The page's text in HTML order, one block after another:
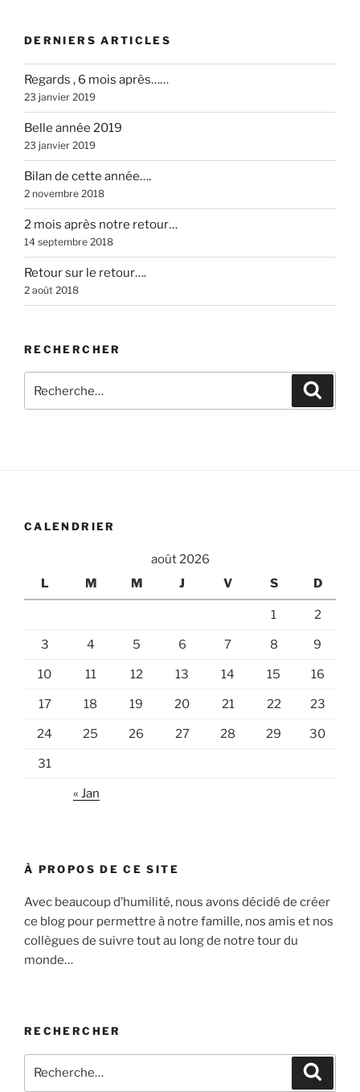
DERNIERS ARTICLES
Regards , 6 mois après……
23 janvier 2019
Belle année 2019
23 janvier 2019
Bilan de cette année….
2 novembre 2018
2 mois après notre retour…
14 septembre 2018
Retour sur le retour….
2 août 2018
RECHERCHER
pour
CALENDRIER
août 2026
L
M M J V S D
1 2
3 4 5 6 7 8 9
10 11 12 13 14 15 16
17 18 19 20 21 22 23
24 25 26 27 28 29 30
31
« Jan
À PROPOS DE CE SITE
Avec beaucoup d’humilité, nous avons décidé de créer
ce blog pour permettre à notre famille, nos amis et nos
collègues de suivre tout au long de notre tour du
monde…
RECHERCHER
pour